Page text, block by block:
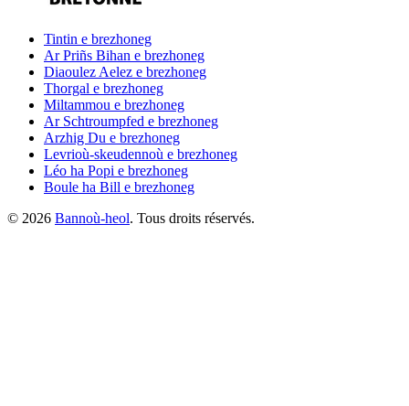
Tintin e brezhoneg
Ar Priñs Bihan e brezhoneg
Diaoulez Aelez e brezhoneg
Thorgal e brezhoneg
Miltammou e brezhoneg
Ar Schtroumpfed e brezhoneg
Arzhig Du e brezhoneg
Levrioù-skeudennoù e brezhoneg
Léo ha Popi e brezhoneg
Boule ha Bill e brezhoneg
© 2026 Bannoù-heol. Tous droits réservés.